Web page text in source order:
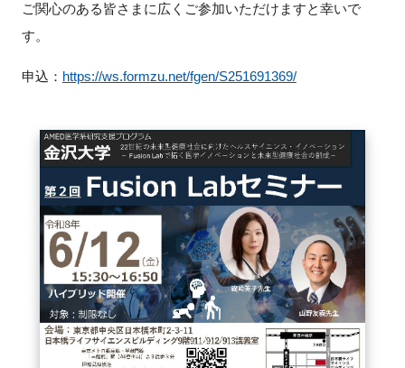
LINK-Jを知る
特別会員
FAQ
イベントお知らせメール登録
ご関心のある皆さまに広くご参加いただけますと幸いで
す。
申込： https://ws.formzu.net/fgen/S251691369/